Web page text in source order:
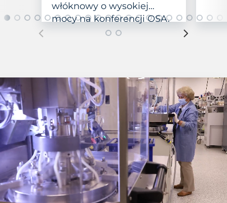
włóknowy o wysokiej
mocy na konferencji OSA.